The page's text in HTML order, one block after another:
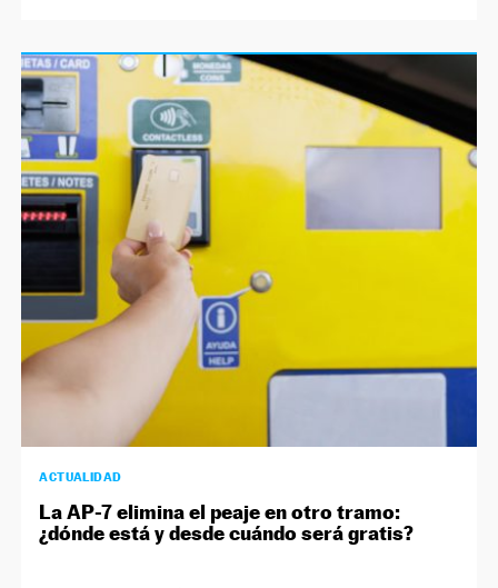
ACTUALIDAD
La AP-7 elimina el peaje en otro tramo:
¿dónde está y desde cuándo será gratis?